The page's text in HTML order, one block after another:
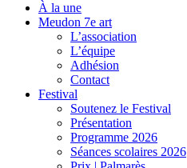
À la une
Meudon 7e art
L’association
L’équipe
Adhésion
Contact
Festival
Soutenez le Festival
Présentation
Programme 2026
Séances scolaires 2026